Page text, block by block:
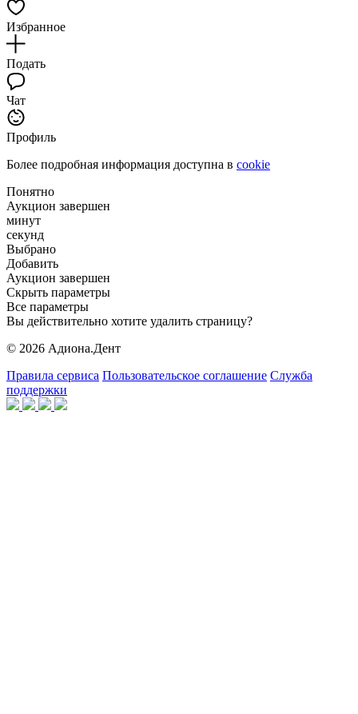
Избранное
Подать
Чат
Профиль
Более подробная информация доступна в cookie
Понятно
Аукцион завершен
минут
секунд
Выбрано
Добавить
Аукцион завершен
Скрыть параметры
Все параметры
Вы действительно хотите удалить страницу?
© 2026 Адиона.Дент
Правила сервиса Пользовательское соглашение Служба
поддержки